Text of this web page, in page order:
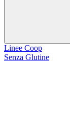
Linee Coop
Senza Glutine